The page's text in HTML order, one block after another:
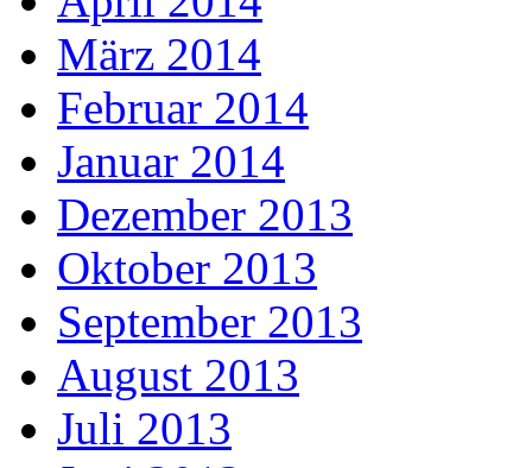
März 2014
Februar 2014
Januar 2014
Dezember 2013
Oktober 2013
September 2013
August 2013
Juli 2013